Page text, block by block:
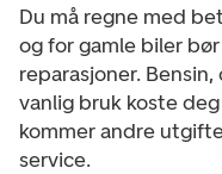
Du må regne med
og for gamle biler
reparasjoner.
vanlig bruk koste
kommer andre
service.